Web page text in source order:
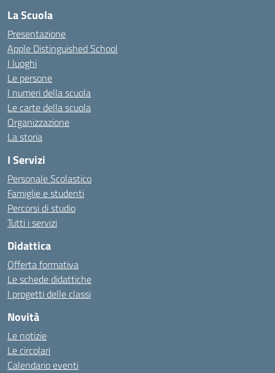
La Scuola
Presentazione
Apple Distinguished School
I luoghi
Le persone
I numeri della scuola
Le carte della scuola
Organizzazione
La storia
I Servizi
Personale Scolastico
Famiglie e studenti
Percorsi di studio
Tutti i servizi
Didattica
Offerta formativa
Le schede didattiche
I progetti delle classi
Novità
Le notizie
Le circolari
Calendario eventi